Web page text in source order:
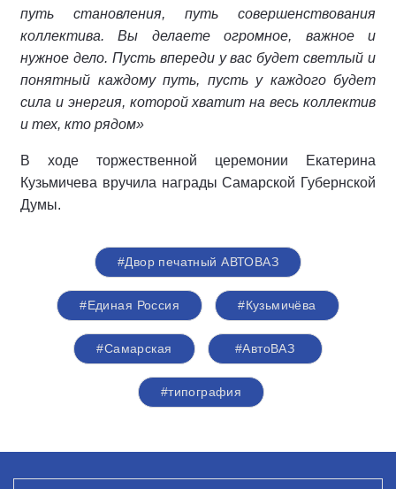
путь становления, путь совершенствования
коллектива. Вы делаете огромное, важное и
нужное дело. Пусть впереди у вас будет светлый и
понятный каждому путь, пусть у каждого будет
сила и энергия, которой хватит на весь коллектив
и тех, кто рядом»
В ходе торжественной церемонии Екатерина
Кузьмичева вручила награды Самарской Губернской
Думы.
#Двор печатный АВТОВАЗ
#Единая Россия #Кузьмичёва
#Самарская #АвтоВАЗ
#типография